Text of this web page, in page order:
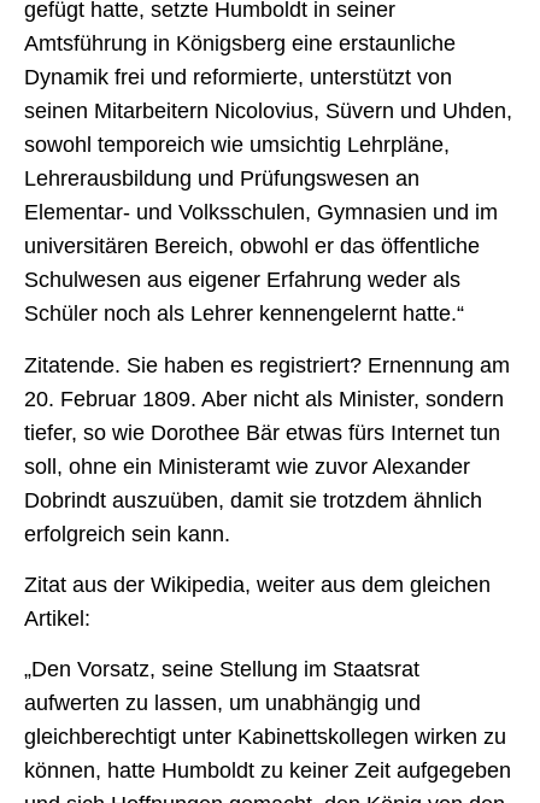
gefügt hatte, setzte Humboldt in seiner
Amtsführung in Königsberg eine erstaunliche
Dynamik frei und reformierte, unterstützt von
seinen Mitarbeitern Nicolovius, Süvern und Uhden,
sowohl temporeich wie umsichtig Lehrpläne,
Lehrerausbildung und Prüfungswesen an
Elementar- und Volksschulen, Gymnasien und im
universitären Bereich, obwohl er das öffentliche
Schulwesen aus eigener Erfahrung weder als
Schüler noch als Lehrer kennengelernt hatte.“
Zitatende. Sie haben es registriert? Ernennung am
20. Februar 1809. Aber nicht als Minister, sondern
tiefer, so wie Dorothee Bär etwas fürs Internet tun
soll, ohne ein Ministeramt wie zuvor Alexander
Dobrindt auszuüben, damit sie trotzdem ähnlich
erfolgreich sein kann.
Zitat aus der Wikipedia, weiter aus dem gleichen
Artikel:
„Den Vorsatz, seine Stellung im Staatsrat
aufwerten zu lassen, um unabhängig und
gleichberechtigt unter Kabinettskollegen wirken zu
können, hatte Humboldt zu keiner Zeit aufgegeben